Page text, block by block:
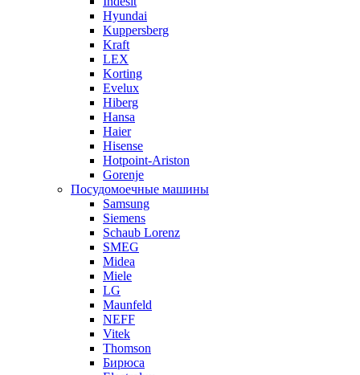
Hyundai
Kuppersberg
Kraft
LEX
Korting
Evelux
Hiberg
Hansa
Haier
Hisense
Hotpoint-Ariston
Gorenje
Посудомоечные машины
Samsung
Siemens
Schaub Lorenz
SMEG
Midea
Miele
LG
Maunfeld
NEFF
Vitek
Thomson
Бирюса